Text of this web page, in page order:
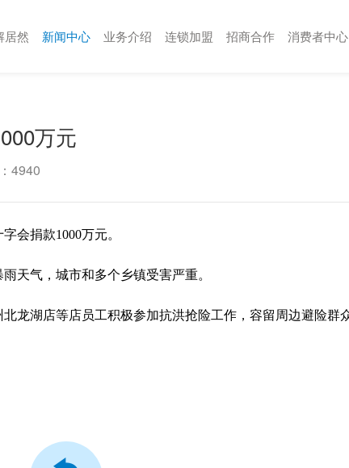
居然 新闻中心 业务介绍 连锁加盟 招商合作 消费者中心
万元
4940
会捐款1000万元。
天气，城市和多个乡镇受害严重。